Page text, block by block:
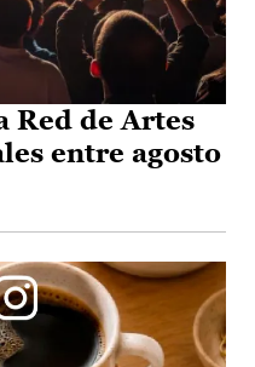
Red de Artes
entre agosto